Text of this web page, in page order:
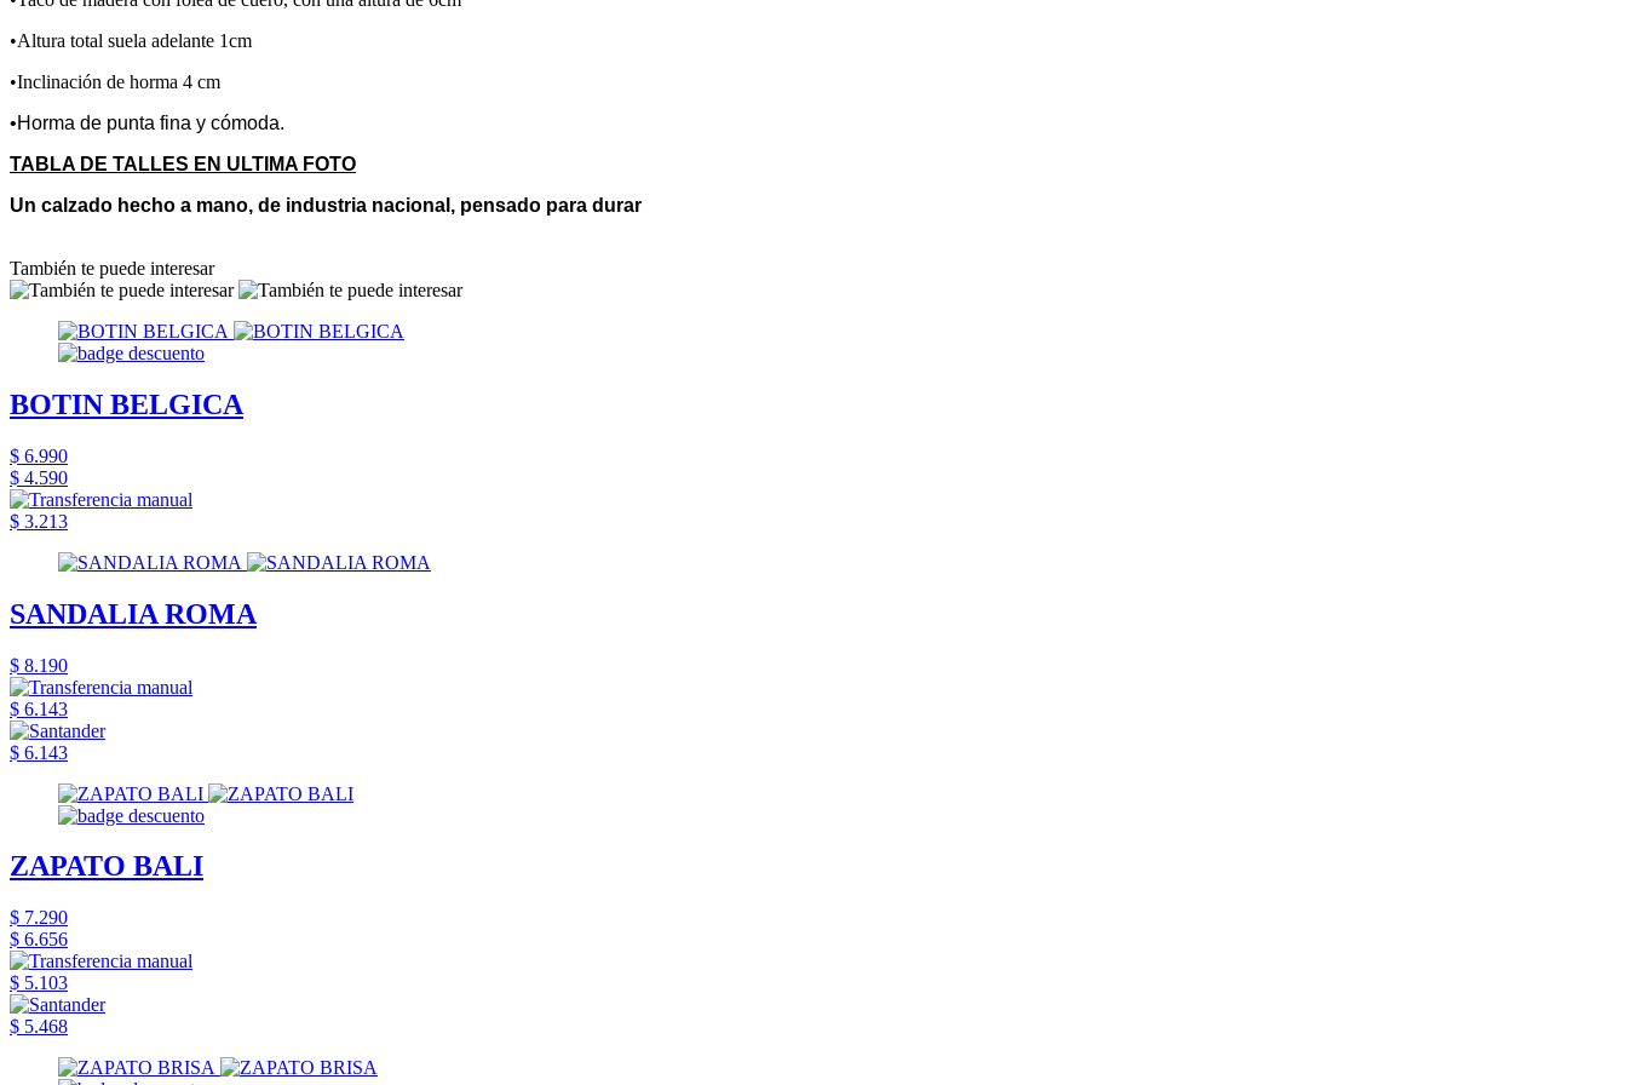
•Altura total suela adelante 1cm
•Inclinación de horma 4 cm
•Horma de punta fina y cómoda.
TABLA DE TALLES EN ULTIMA FOTO
Un calzado hecho a mano, de industria nacional, pensado para durar
También te puede interesar
BOTIN BELGICA
$ 6.990
$ 4.590
$ 3.213
SANDALIA ROMA
$ 8.190
$ 6.143
$ 6.143
ZAPATO BALI
$ 7.290
$ 6.656
$ 5.103
$ 5.468